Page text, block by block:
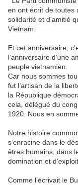
en ont écrit de toutes
solidarité et d’amitié
Vietnam.
Et cet anniversaire,
l’anniversaire d’une
peuple vietnamien.
Car nous sommes
fut l’artisan de la
la République
cela, délégué du
1920. Nous en
Notre histoire
s’enracine dans le
êtres humains, dans
domination et
Comme l’écrivait le